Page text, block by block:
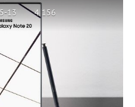
13 4 156